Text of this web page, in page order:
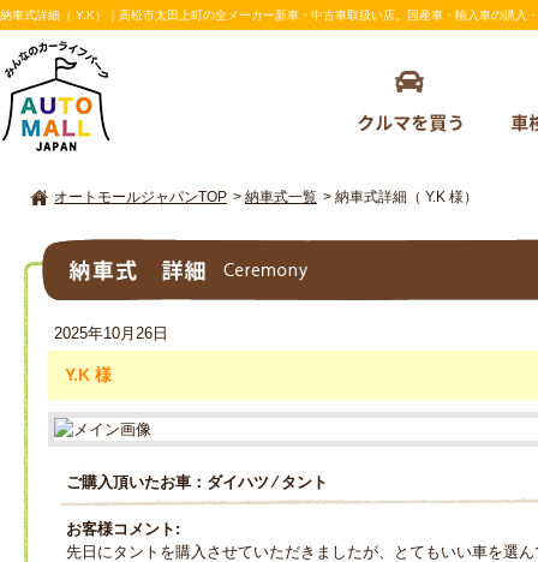
納車式詳細（ Y.K）｜高松市太田上町の全メーカー新車・中古車取扱い店。国産車・輸入車の購入
オートモールジャパンTOP > 納車式一覧 > 納車式詳細（ Y.K 様）
2025年10月26日
Y.K 様
ご購入頂いたお車：ダイハツ ⁄ タント
お客様コメント:
先日にタントを購入させていただきましたが、とてもいい車を選